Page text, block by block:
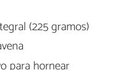
(225 gramos)
para hornear